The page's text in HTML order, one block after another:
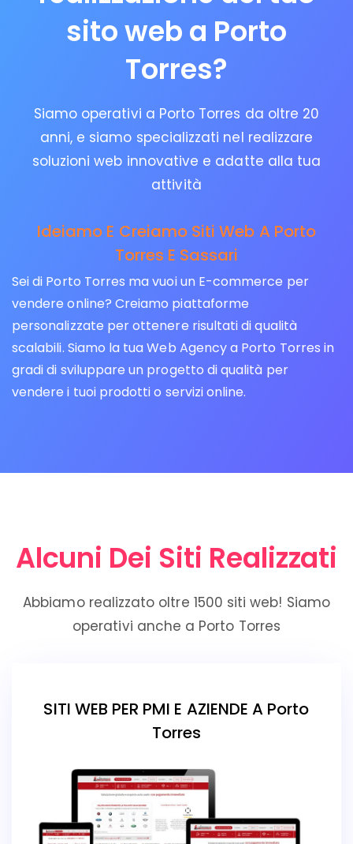
sito web a Porto
Torres?
Siamo operativi a Porto Torres da oltre 20
anni, e siamo specializzati nel realizzare
soluzioni web innovative e adatte alla tua
attività
Ideiamo E Creiamo Siti Web A Porto
Torres E Sassari
Sei di Porto Torres ma vuoi un E-commerce per
vendere online? Creiamo piattaforme
personalizzate per ottenere risultati di qualità
scalabili. Siamo la tua Web Agency a Porto Torres in
gradi di sviluppare un progetto di qualità per
vendere i tuoi prodotti o servizi online.
Alcuni Dei Siti Realizzati
Abbiamo realizzato oltre 1500 siti web! Siamo
operativi anche a Porto Torres
SITI WEB PER PMI E AZIENDE A Porto
Torres